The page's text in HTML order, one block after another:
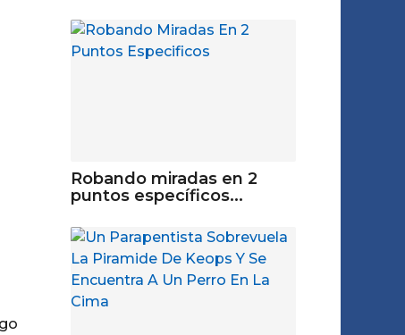
Robando miradas en 2
puntos específicos...